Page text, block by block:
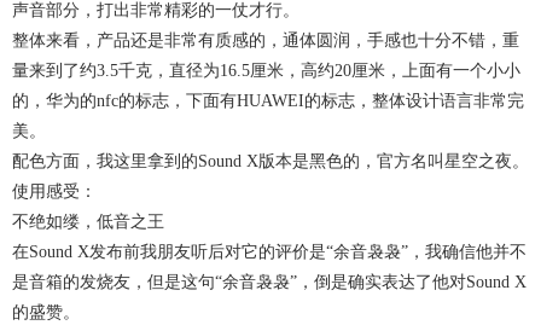
声音部分，打出非常精彩的一仗才行。
整体来看，产品还是非常有质感的，通体圆润，手感也十分不错，重
量来到了约3.5千克，直径为16.5厘米，高约20厘米，上面有一个小小
的，华为的nfc的标志，下面有HUAWEI的标志，整体设计语言非常完
美。
配色方面，我这里拿到的Sound X版本是黑色的，官方名叫星空之夜。
使用感受：
不绝如缕，低音之王
在Sound X发布前我朋友听后对它的评价是“余音袅袅”，我确信他并不
是音箱的发烧友，但是这句“余音袅袅”，倒是确实表达了他对Sound X
的盛赞。